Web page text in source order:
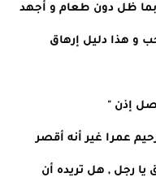
ظل دون طعام و أجهد
و هذا دليل إرهاق
إذن "
عمرا غير أنه أقصر
يا رجل , هل تريده أن